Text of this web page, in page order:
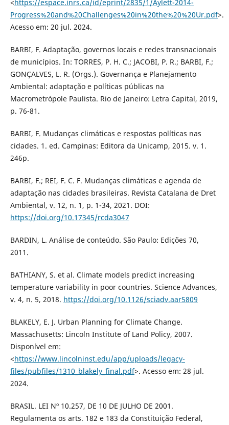
<https://espace.inrs.ca/id/eprint/2835/1/Aylett-2014-
Progress%20and%20Challenges%20in%20the%20%20Ur.pdf>.
Acesso em: 20 jul. 2024.
BARBI, F. Adaptação, governos locais e redes transnacionais
de municípios. In: TORRES, P. H. C.; JACOBI, P. R.; BARBI, F.;
GONÇALVES, L. R. (Orgs.). Governança e Planejamento
Ambiental: adaptação e políticas públicas na
Macrometrópole Paulista. Rio de Janeiro: Letra Capital, 2019,
p. 76-81.
BARBI, F. Mudanças climáticas e respostas políticas nas
cidades. 1. ed. Campinas: Editora da Unicamp, 2015. v. 1.
246p.
BARBI, F.; REI, F. C. F. Mudanças climáticas e agenda de
adaptação nas cidades brasileiras. Revista Catalana de Dret
Ambiental, v. 12, n. 1, p. 1-34, 2021. DOI:
https://doi.org/10.17345/rcda3047
BARDIN, L. Análise de conteúdo. São Paulo: Edições 70,
2011.
BATHIANY, S. et al. Climate models predict increasing
temperature variability in poor countries. Science Advances,
v. 4, n. 5, 2018. https://doi.org/10.1126/sciadv.aar5809
BLAKELY, E. J. Urban Planning for Climate Change.
Massachusetts: Lincoln Institute of Land Policy, 2007.
Disponível em:
<https://www.lincolninst.edu/app/uploads/legacy-
files/pubfiles/1310_blakely_final.pdf>. Acesso em: 28 jul.
2024.
BRASIL. LEI Nº 10.257, DE 10 DE JULHO DE 2001.
Regulamenta os arts. 182 e 183 da Constituição Federal,